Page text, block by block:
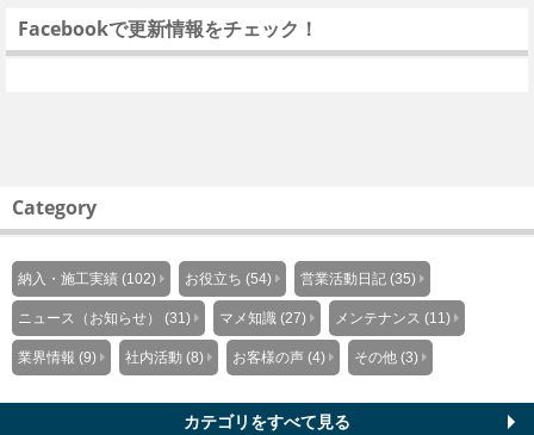
Facebookで更新情報をチェック！
Category
納入・施工実績 (102) お役立ち (54) 営業活動日記 (35)
ニュース（お知らせ） (31) マメ知識 (27) メンテナンス (11)
業界情報 (9) 社内活動 (8) お客様の声 (4) その他 (3)
カテゴリをすべて見る